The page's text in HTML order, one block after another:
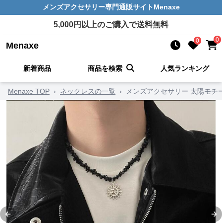
メンズアクセサリー専門通販サイト Menaxe
5,000円以上のご購入で送料無料
Menaxe 0 0
新着商品 商品を検索 人気ランキング
Menaxe TOP › ネックレスの一覧 › メンズアクセサリー 太陽モ
Previous slide